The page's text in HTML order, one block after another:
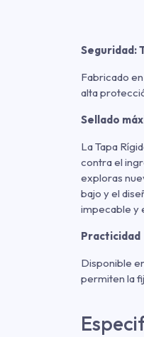
Seguridad:
Fabricado
alta
Sellado
La Tapa
contra el
exploras
bajo y el
impecable y
Practicidad
Disponible
permiten la